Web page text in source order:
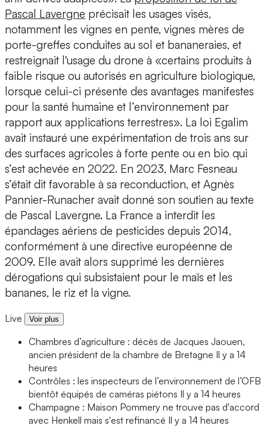
Pascal Lavergne précisait les usages visés,
notamment les vignes en pente, vignes mères de
porte-greffes conduites au sol et bananeraies, et
restreignait l'usage du drone à «certains produits à
faible risque ou autorisés en agriculture biologique,
lorsque celui-ci présente des avantages manifestes
pour la santé humaine et l’environnement par
rapport aux applications terrestres». La loi Egalim
avait instauré une expérimentation de trois ans sur
des surfaces agricoles à forte pente ou en bio qui
s’est achevée en 2022. En 2023, Marc Fesneau
s’était dit favorable à sa reconduction, et Agnès
Pannier-Runacher avait donné son soutien au texte
de Pascal Lavergne. La France a interdit les
épandages aériens de pesticides depuis 2014,
conformément à une directive européenne de
2009. Elle avait alors supprimé les dernières
dérogations qui subsistaient pour le maïs et les
bananes, le riz et la vigne.
Live Voir plus
Chambres d’agriculture : décès de Jacques Jaouen,
ancien président de la chambre de Bretagne Il y a 14
heures
Contrôles : les inspecteurs de l’environnement de l’OFB
bientôt équipés de caméras piétons Il y a 14 heures
Champagne : Maison Pommery ne trouve pas d'accord
avec Henkell mais s'est refinancé Il y a 14 heures